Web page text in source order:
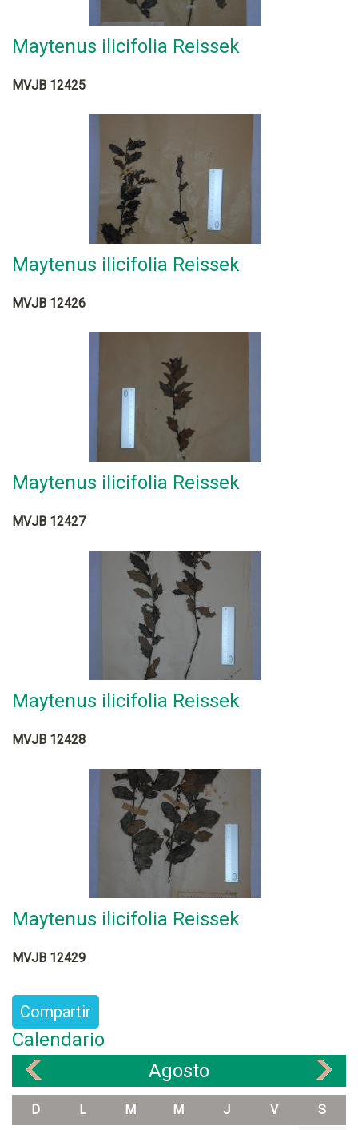
Maytenus ilicifolia Reissek
MVJB 12425
Maytenus ilicifolia Reissek
MVJB 12426
Maytenus ilicifolia Reissek
MVJB 12427
Maytenus ilicifolia Reissek
MVJB 12428
Maytenus ilicifolia Reissek
MVJB 12429
Compartir
Calendario
Agosto
D L M M J V S